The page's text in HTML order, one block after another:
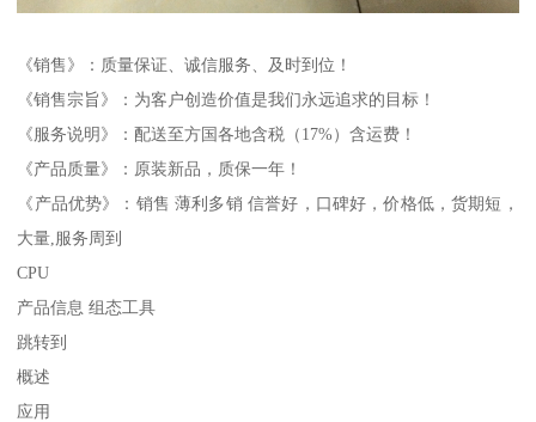
《销售》：质量保证、诚信服务、及时到位！
《销售宗旨》：为客户创造价值是我们永远追求的目标！
《服务说明》：配送至方国各地含税（17%）含运费！
《产品质量》：原装新品，质保一年！
《产品优势》：销售 薄利多销 信誉好，口碑好，价格低，货期短，
大量,服务周到
CPU
产品信息 组态工具
跳转到
概述
应用